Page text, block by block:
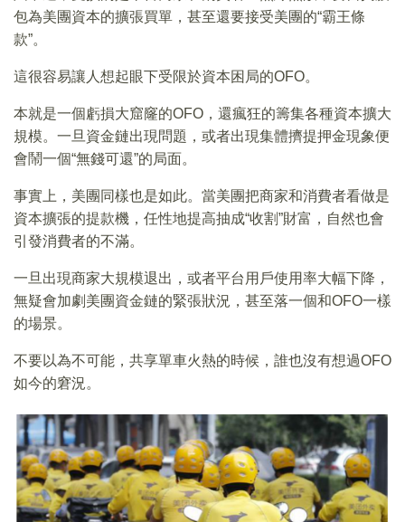
包為美團資本的擴張買單，甚至還要接受美團的“霸王條
款”。
這很容易讓人想起眼下受限於資本困局的OFO。
本就是一個虧損大窟窿的OFO，還瘋狂的籌集各種資本擴大
規模。一旦資金鏈出現問題，或者出現集體擠提押金現象便
會鬧一個“無錢可還”的局面。
事實上，美團同樣也是如此。當美團把商家和消費者看做是
資本擴張的提款機，任性地提高抽成“收割”財富，自然也會
引發消費者的不滿。
一旦出現商家大規模退出，或者平台用戶使用率大幅下降，
無疑會加劇美團資金鏈的緊張狀況，甚至落一個和OFO一樣
的場景。
不要以為不可能，共享單車火熱的時候，誰也沒有想過OFO
如今的窘況。